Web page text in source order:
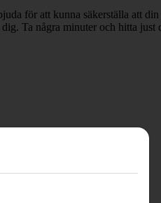
för att kunna säkerställa att
Ta några minuter och hitta